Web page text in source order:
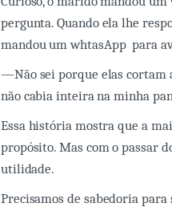
pergunta. Quando ela lhe
mandou um whtasApp para
—Não sei porque elas cortam
não cabia inteira na minha
Essa história mostra que a
propósito. Mas com o passar
utilidade.
Precisamos de sabedoria